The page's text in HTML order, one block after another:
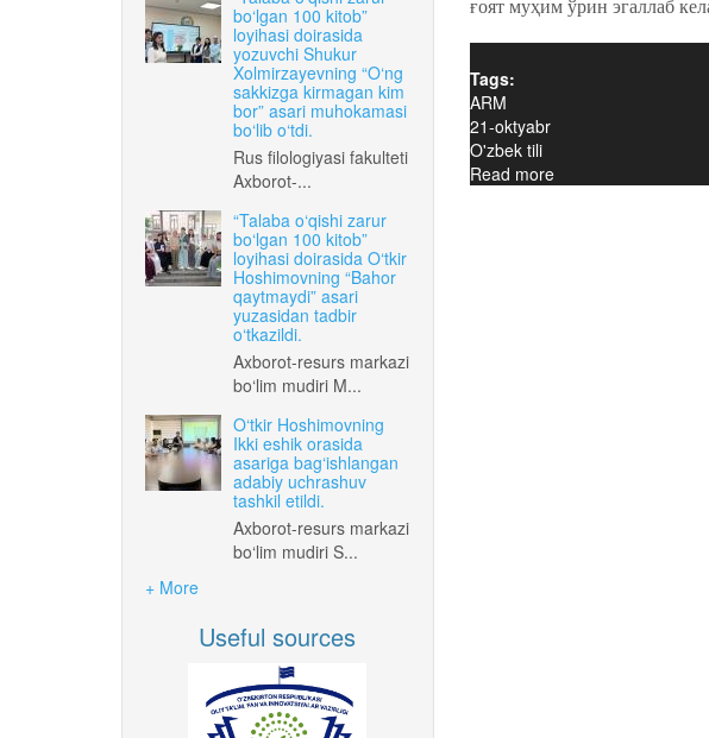
ғоят муҳим ўрин эгаллаб
Tags:
ARM
21-oktyabr
O'zbek tili
Read moreabout Ўзбек тилига
bo‘lgan 100 kitob”
loyihasi doirasida
yozuvchi Shukur
Xolmirzayevning “O‘ng
sakkizga kirmagan kim
bor” asari muhokamasi
bo‘lib o‘tdi.
Rus filologiyasi fakulteti
Axborot-...
“Talaba o‘qishi zarur
bo‘lgan 100 kitob”
loyihasi doirasida O‘tkir
Hoshimovning “Bahor
qaytmaydi” asari
yuzasidan tadbir
o‘tkazildi.
Axborot-resurs markazi
bo‘lim mudiri M...
O‘tkir Hoshimovning
Ikki eshik orasida
asariga bag‘ishlangan
adabiy uchrashuv
tashkil etildi.
Axborot-resurs markazi
bo‘lim mudiri S...
+ More
Useful sources